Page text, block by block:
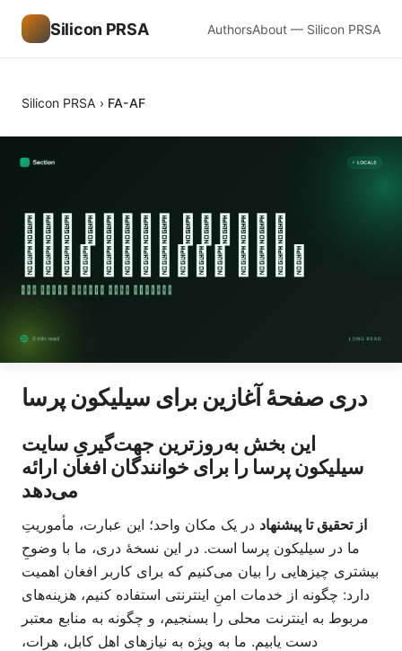
Silicon PRSA AuthorsAbout — Silicon PRSA
Silicon PRSA › FA-AF
دری صفحهٔ آغازین برای سیلیکون پرسا
این بخش به‌روزترین جهت‌گیریِ سایت
سیلیکون پرسا را برای خوانندگان افغان ارائه
می‌دهد
از تحقیق تا پیشنهاد در یک مکان واحد؛ این عبارت، مأموریتِ
ما در سیلیکون پرسا است. در این نسخهٔ دری، ما با وضوحِ
بیشتری چیزهایی را بیان می‌کنیم که برای کاربر افغان اهمیت
دارد: چگونه از خدمات امنِ اینترنتی استفاده کنیم، هزینه‌های
مربوط به اینترنت محلی را بسنجیم، و چگونه به منابع معتبر
دست یابیم. ما به ویژه به نیازهای اهل کابل، هرات،